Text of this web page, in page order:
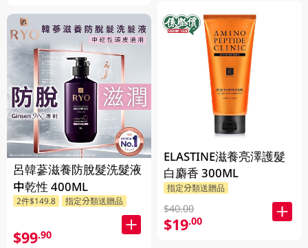
呂韓蔘滋養防脫髮洗髮液
中乾性 400ML
2件$149.8 指定分類送贈品
$99.90
ELASTINE滋養亮澤護髮
白麝香 300ML
指定分類送贈品
$40.00
$19.00